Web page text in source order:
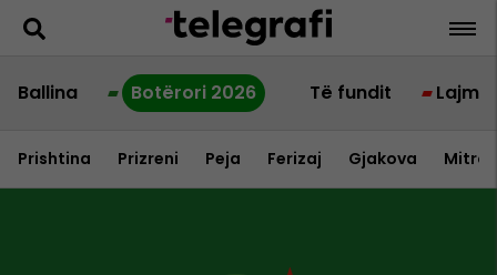
Ballina Botërori 2026 Të fundit Lajme
Prishtina Prizreni Peja Ferizaj Gjakova